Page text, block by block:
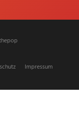
Impressum